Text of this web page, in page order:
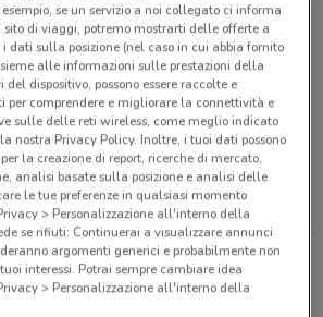
MURICANA, 1 Roma
241/B Roma
2161 Roma
179 Roma
se un servizio a noi collegato ci informa
di viaggi, potremo mostrarti delle offerte a
dati sulla posizione (nel caso in cui abbia fornito
alle informazioni sulle prestazioni della
dispositivo, possono essere raccolte e
per comprendere e migliorare la connettività e
sulle delle reti wireless, come meglio indicato
nostra Privacy Policy. Inoltre, i tuoi dati possono
la creazione di report, ricerche di mercato,
analisi basate sulla posizione e analisi delle
le tue preferenze in qualsiasi momento
> Personalizzazione all'interno della
se rifiuti: Continuerai a visualizzare annunci
argomenti generici e probabilmente non
interessi. Potrai sempre cambiare idea
> Personalizzazione all'interno della